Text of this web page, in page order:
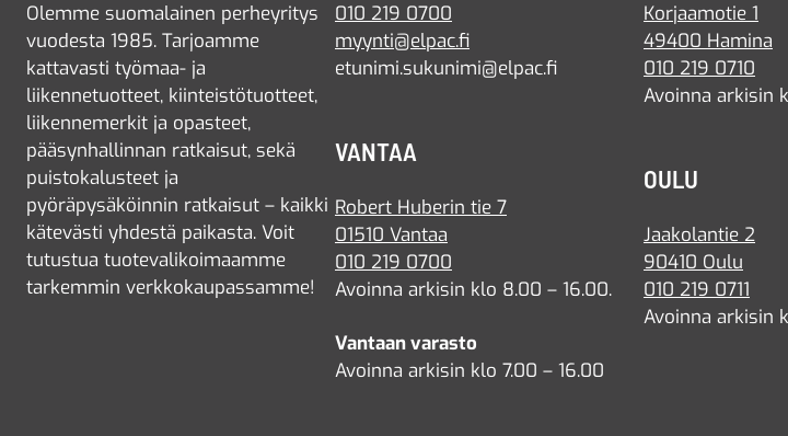
Olemme suomalainen perheyritys
vuodesta 1985. Tarjoamme
kattavasti työmaa- ja
liikennetuotteet, kiinteistötuotteet,
liikennemerkit ja opasteet,
pääsynhallinnan ratkaisut, sekä
puistokalusteet ja
pyöräpysäköinnin ratkaisut – kaikki
kätevästi yhdestä paikasta. Voit
tutustua tuotevalikoimaamme
tarkemmin verkkokaupassamme!
010 219 0700
myynti@elpac.fi
etunimi.sukunimi@elpac.fi
VANTAA
Robert Huberin tie 7
01510 Vantaa
010 219 0700
Avoinna arkisin klo 8.00 – 16.00.
Vantaan varasto
Avoinna arkisin klo 7.00 – 16.00
Korjaamotie 1
49400 Hamina
010 219 0710
Avoinna arkisin
OULU
Jaakolantie 2
90410 Oulu
010 219 0711
Avoinna arkisin